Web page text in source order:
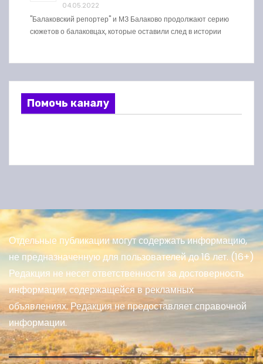
04.05.2022
"Балаковский репортер" и МЗ Балаково продолжают серию
сюжетов о балаковцах, которые оставили след в истории
Помочь каналу
Отдельные публикации могут содержать информацию,
не предназначенную для пользователей до 16 лет. (16+)
Редакция не несет ответственности за достоверность
информации, содержащейся в рекламных
объявлениях. Редакция не предоставляет справочной
информации.